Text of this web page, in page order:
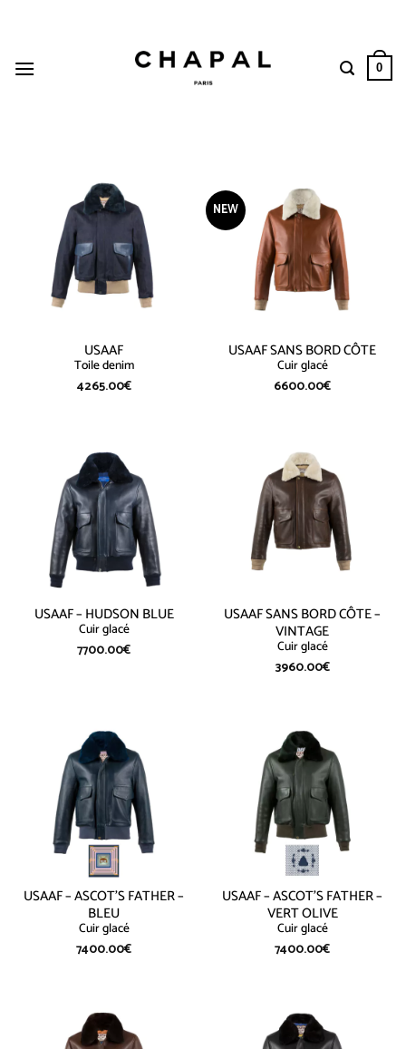
0
USAAF
Toile denim
4265.00€
NEW
USAAF SANS BORD CÔTE
Cuir glacé
6600.00€
USAAF – HUDSON BLUE
Cuir glacé
7700.00€
USAAF SANS BORD CÔTE –
VINTAGE
Cuir glacé
3960.00€
USAAF – ASCOT’S FATHER –
BLEU
Cuir glacé
7400.00€
USAAF – ASCOT’S FATHER –
VERT OLIVE
Cuir glacé
7400.00€